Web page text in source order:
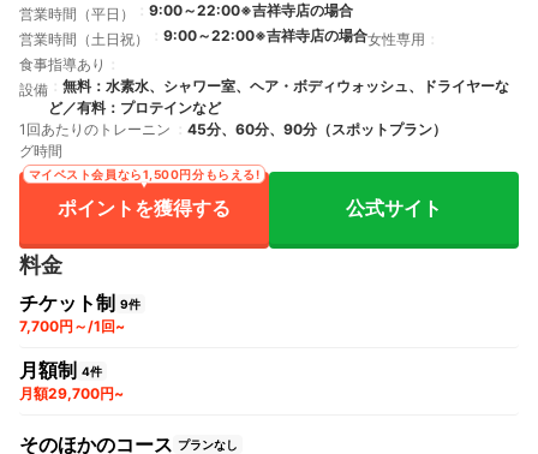
営業時間（平日）
9:00～22:00※吉祥寺店の場合
営業時間（土日祝）
9:00～22:00※吉祥寺店の場合女性専用
食事指導あり
設備
無料：水素水、シャワー室、ヘア・ボディウォッシュ、ドライヤーな
ど／有料：プロテインなど
1回あたりのトレーニン
グ時間
45分、60分、90分（スポットプラン）
ポイントを獲得する
マイベスト会員なら1,500円分もらえる!
公式サイト
料金
チケット制 9件
7,700円～/1回~
月額制 4件
月額29,700円~
そのほかのコース プランなし